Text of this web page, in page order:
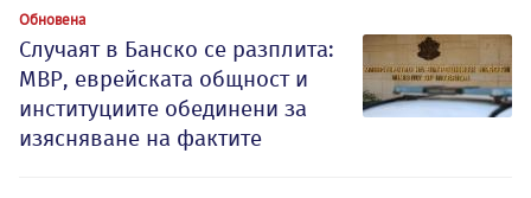
Обновена
Случаят в Банско се разплита:
МВР, еврейската общност и
институциите обединени за
изясняване на фактите